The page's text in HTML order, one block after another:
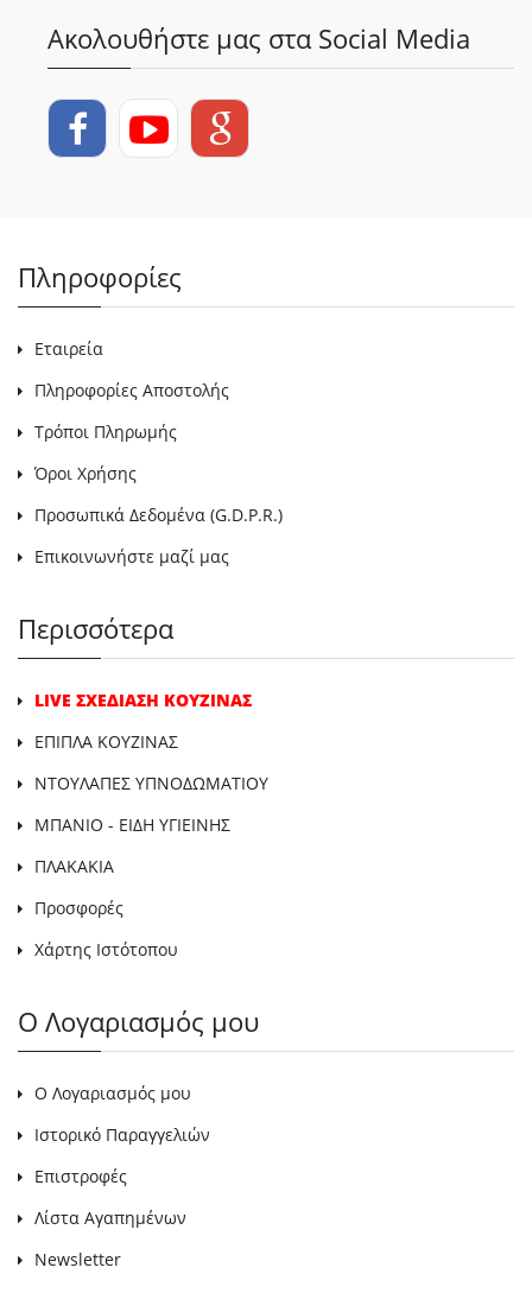
Ακολουθήστε μας στα Social Media
Πληροφορίες
Εταιρεία
Πληροφορίες Αποστολής
Τρόποι Πληρωμής
Όροι Χρήσης
Προσωπικά Δεδομένα (G.D.P.R.)
Επικοινωνήστε μαζί μας
Περισσότερα
LIVE ΣΧΕΔΙΑΣΗ ΚΟΥΖΙΝΑΣ
ΕΠΙΠΛΑ ΚΟΥΖΙΝΑΣ
ΝΤΟΥΛΑΠΕΣ ΥΠΝΟΔΩΜΑΤΙΟΥ
ΜΠΑΝΙΟ - ΕΙΔΗ ΥΓΙΕΙΝΗΣ
ΠΛΑΚΑΚΙΑ
Προσφορές
Χάρτης Ιστότοπου
Ο Λογαριασμός μου
Ο Λογαριασμός μου
Ιστορικό Παραγγελιών
Επιστροφές
Λίστα Αγαπημένων
Newsletter